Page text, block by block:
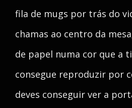
fila de mugs por trás do
chamas ao centro da
de papel numa cor que a
consegue reproduzir por
deves conseguir ver a